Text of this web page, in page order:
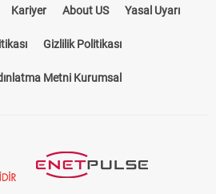
Kariyer About US Yasal Uyarı
Gizlilik Politikası
Metni Kurumsal